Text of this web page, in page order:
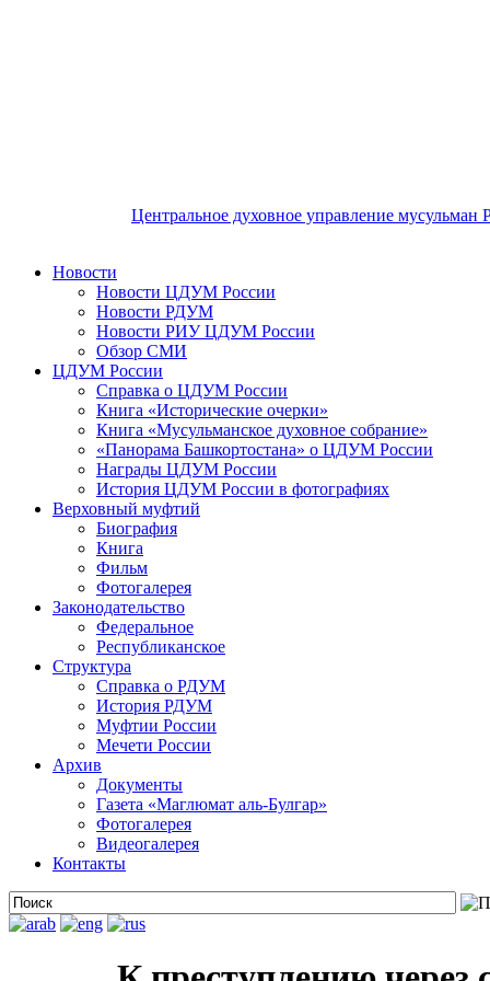
Центральное духовное управление мусульман
Новости
Новости ЦДУМ России
Новости РДУМ
Новости РИУ ЦДУМ России
Обзор СМИ
ЦДУМ России
Справка о ЦДУМ России
Книга «Исторические очерки»
Книга «Мусульманское духовное собрание»
«Панорама Башкортостана» о ЦДУМ России
Награды ЦДУМ России
История ЦДУМ России в фотографиях
Верховный муфтий
Биография
Книга
Фильм
Фотогалерея
Законодательство
Федеральное
Республиканское
Структура
Справка о РДУМ
История РДУМ
Муфтии России
Мечети России
Архив
Документы
Газета «Маглюмат аль-Булгар»
Фотогалерея
Видеогалерея
Контакты